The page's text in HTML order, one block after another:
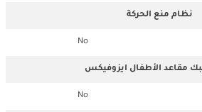
نظام منع الحركة
No
مقاعد الأطفال ايزوفيكس
No